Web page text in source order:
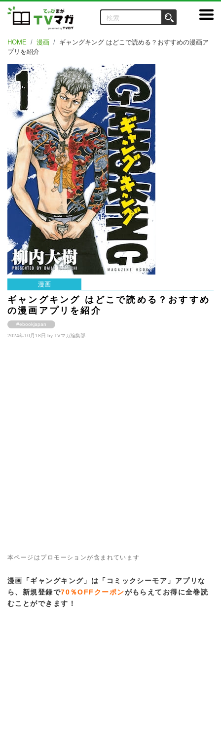
HOME 漫画
ギャングキング はどこで読める？おすすめの漫画ア
プリを紹介
漫画
ギャングキング はどこで読める？おすすめ
の漫画アプリを紹介
#ebookjapan
2024年10月18日 by TVマガ編集部
本ページはプロモーションが含まれています
漫画「ギャングキング」は「コミックシーモア」アプリな
ら、新規登録で70％OFFクーポンがもらえてお得に全巻読
むことができます！